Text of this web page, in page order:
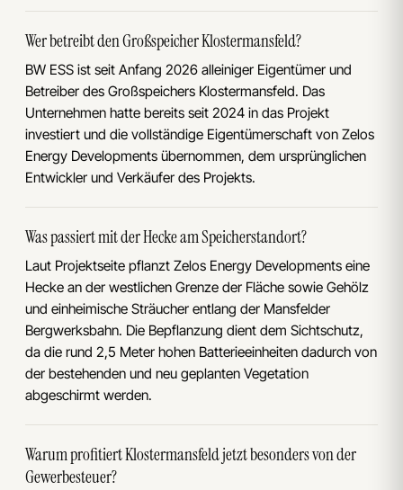
Wer betreibt den Großspeicher Klostermansfeld?
BW ESS ist seit Anfang 2026 alleiniger Eigentümer und
Betreiber des Großspeichers Klostermansfeld. Das
Unternehmen hatte bereits seit 2024 in das Projekt
investiert und die vollständige Eigentümerschaft von Zelos
Energy Developments übernommen, dem ursprünglichen
Entwickler und Verkäufer des Projekts.
Was passiert mit der Hecke am Speicherstandort?
Laut Projektseite pflanzt Zelos Energy Developments eine
Hecke an der westlichen Grenze der Fläche sowie Gehölz
und einheimische Sträucher entlang der Mansfelder
Bergwerksbahn. Die Bepflanzung dient dem Sichtschutz,
da die rund 2,5 Meter hohen Batterieeinheiten dadurch von
der bestehenden und neu geplanten Vegetation
abgeschirmt werden.
Warum profitiert Klostermansfeld jetzt besonders von der
Gewerbesteuer?